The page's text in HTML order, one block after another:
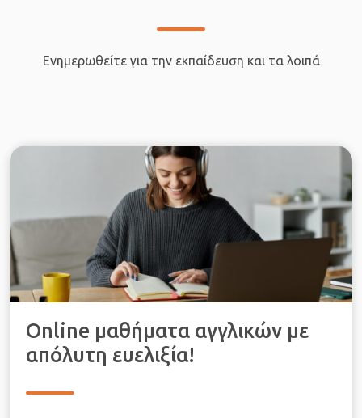
Ενημερωθείτε για την εκπαίδευση και τα λοιπά
Online μαθήματα αγγλικών με
απόλυτη ευελιξία!